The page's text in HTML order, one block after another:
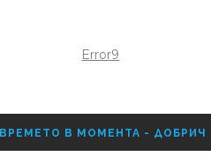
Error9
ВРЕМЕТО В МОМЕНТА - ДОБРИЧ